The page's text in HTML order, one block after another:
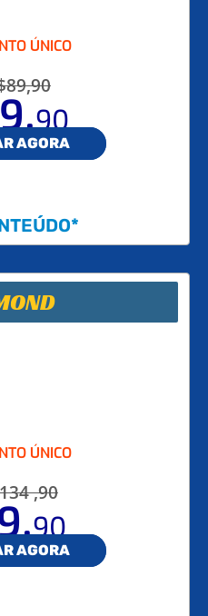
ÚNICO
,90
AGORA
ÚNICO
,90
,90
AGORA